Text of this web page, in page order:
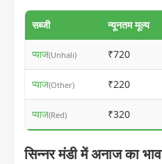
सब्जी न्यूनतम मूल्य
प्याज(Unhali) ₹720
प्याज(Other) ₹220
प्याज(Red) ₹320
सिन्नर मंडी में अनाज का भाव